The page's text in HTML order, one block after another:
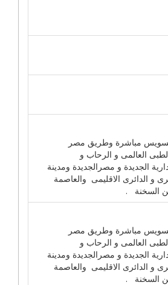
مباشرة وطريق مصر
العالمى و الرحاب و
الجديدة و مصرالجديدة ومدينة
و الدائرى الاقليمى والعاصمة
السخنة .
مباشرة وطريق مصر
العالمى و الرحاب و
الجديدة و مصرالجديدة ومدينة
و الدائرى الاقليمى والعاصمة
السخنة .